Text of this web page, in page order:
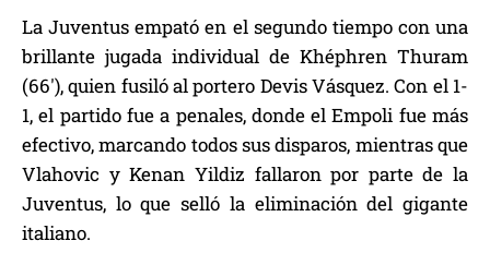
La Juventus empató en el segundo tiempo con una
brillante jugada individual de Khéphren Thuram
(66′), quien fusiló al portero Devis Vásquez. Con el 1-
1, el partido fue a penales, donde el Empoli fue más
efectivo, marcando todos sus disparos, mientras que
Vlahovic y Kenan Yildiz fallaron por parte de la
Juventus, lo que selló la eliminación del gigante
italiano.